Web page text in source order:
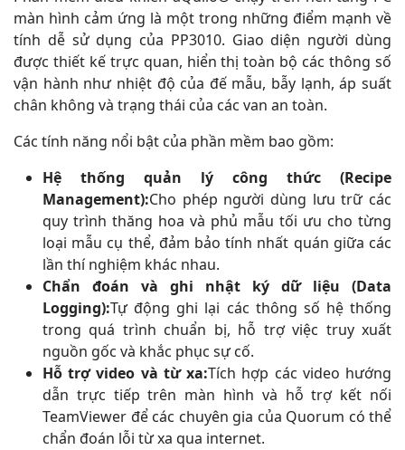
màn hình cảm ứng là một trong những điểm mạnh về
tính dễ sử dụng của PP3010. Giao diện người dùng
được thiết kế trực quan, hiển thị toàn bộ các thông số
vận hành như nhiệt độ của đế mẫu, bẫy lạnh, áp suất
chân không và trạng thái của các van an toàn.
Các tính năng nổi bật của phần mềm bao gồm:
Hệ thống quản lý công thức (Recipe
Management):Cho phép người dùng lưu trữ các
quy trình thăng hoa và phủ mẫu tối ưu cho từng
loại mẫu cụ thể, đảm bảo tính nhất quán giữa các
lần thí nghiệm khác nhau.
Chẩn đoán và ghi nhật ký dữ liệu (Data
Logging):Tự động ghi lại các thông số hệ thống
trong quá trình chuẩn bị, hỗ trợ việc truy xuất
nguồn gốc và khắc phục sự cố.
Hỗ trợ video và từ xa:Tích hợp các video hướng
dẫn trực tiếp trên màn hình và hỗ trợ kết nối
TeamViewer để các chuyên gia của Quorum có thể
chẩn đoán lỗi từ xa qua internet.